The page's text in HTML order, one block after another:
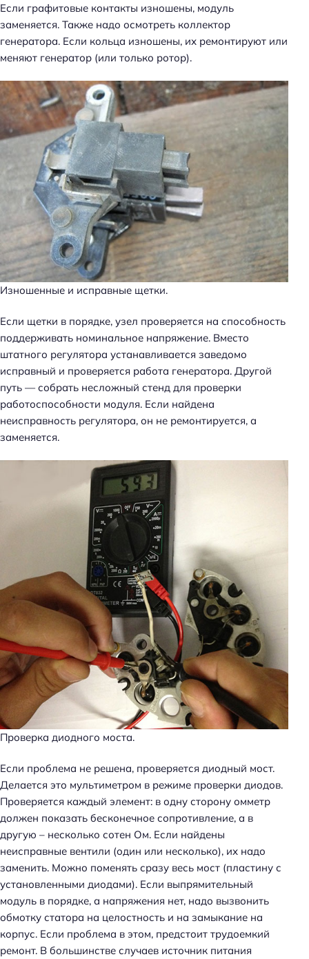
Если графитовые контакты изношены, модуль
заменяется. Также надо осмотреть коллектор
генератора. Если кольца изношены, их ремонтируют или
меняют генератор (или только ротор).
Изношенные и исправные щетки.
Если щетки в порядке, узел проверяется на способность
поддерживать номинальное напряжение. Вместо
штатного регулятора устанавливается заведомо
исправный и проверяется работа генератора. Другой
путь — собрать несложный стенд для проверки
работоспособности модуля. Если найдена
неисправность регулятора, он не ремонтируется, а
заменяется.
Проверка диодного моста.
Если проблема не решена, проверяется диодный мост.
Делается это мультиметром в режиме проверки диодов.
Проверяется каждый элемент: в одну сторону омметр
должен показать бесконечное сопротивление, а в
другую – несколько сотен Ом. Если найдены
неисправные вентили (один или несколько), их надо
заменить. Можно поменять сразу весь мост (пластину с
установленными диодами). Если выпрямительный
модуль в порядке, а напряжения нет, надо вызвонить
обмотку статора на целостность и на замыкание на
корпус. Если проблема в этом, предстоит трудоемкий
ремонт. В большинстве случаев источник питания